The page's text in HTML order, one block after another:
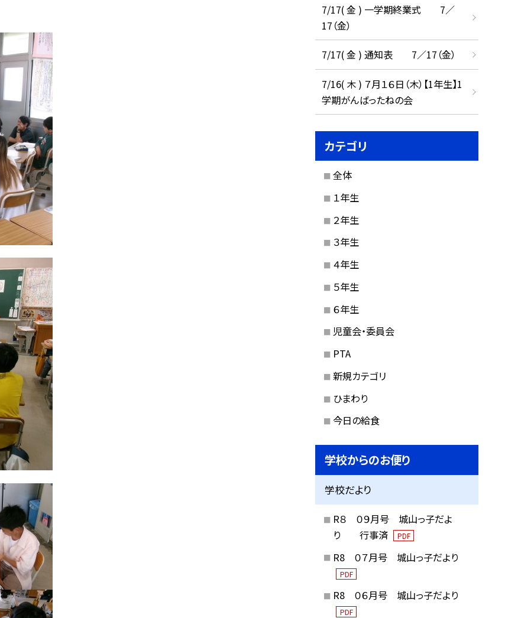
7/17( 金 ) 一学期終業式 7／
17（金）
7/17( 金 ) 通知表 7／17（金）
7/16( 木 ) ７月１６日（木）【1年生】1
学期がんばったねの会
カテゴリ
全体
１年生
２年生
３年生
４年生
５年生
６年生
児童会・委員会
PTA
新規カテゴリ
ひまわり
今日の給食
学校からのお便り
学校だより
R８ ０９月号 城山っ子だよ
り 行事済
PDF
R8 ０７月号 城山っ子だより
PDF
R8 ０６月号 城山っ子だより
PDF